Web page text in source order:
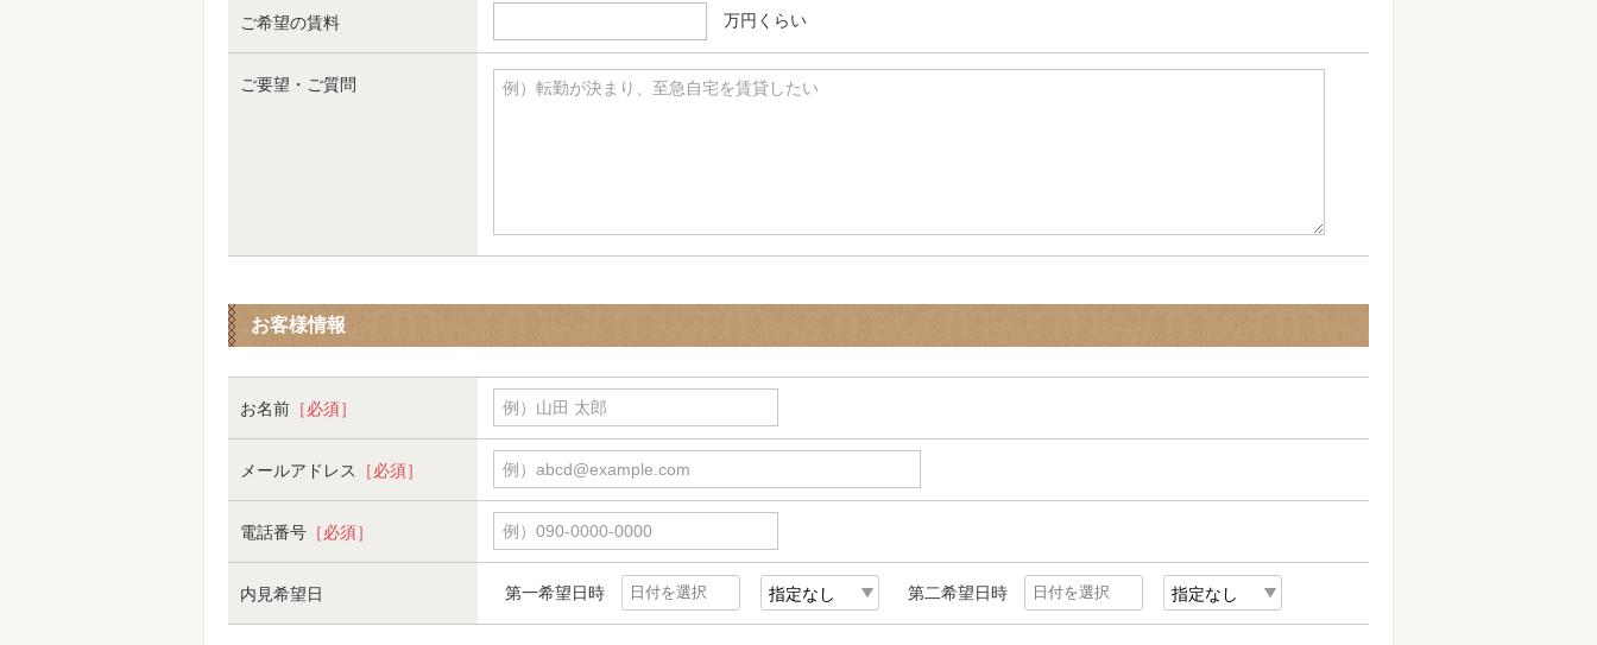
ご希望の賃料 万円くらい
ご要望・ご質問 例）転勤が決まり、至急自宅を賃貸したい
お客様情報
お名前 ［必須］ 例）山田 太郎
メールアドレス ［必須］ 例）abcd@example.com
電話番号 ［必須］ 例）090-0000-0000
内見希望日 第一希望日時 第二希望日時